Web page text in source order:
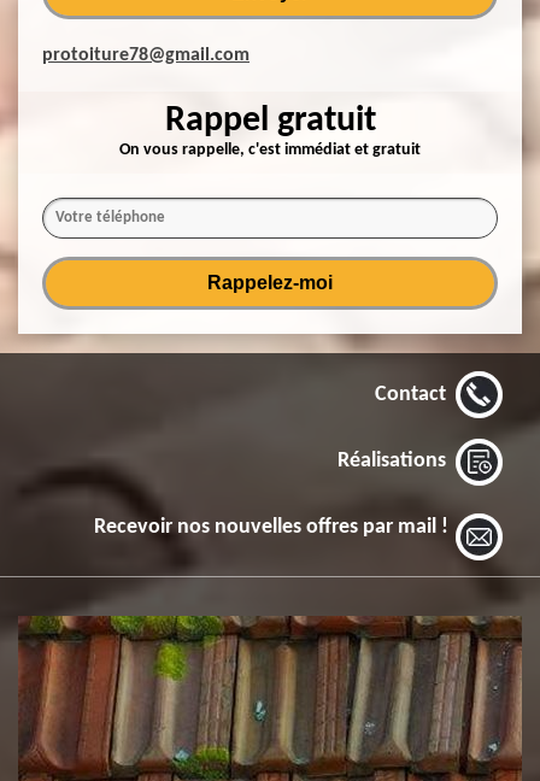
protoiture78@gmail.com
Rappel gratuit
On vous rappelle, c'est immédiat et gratuit
Contact
Réalisations
Recevoir nos nouvelles offres par mail !